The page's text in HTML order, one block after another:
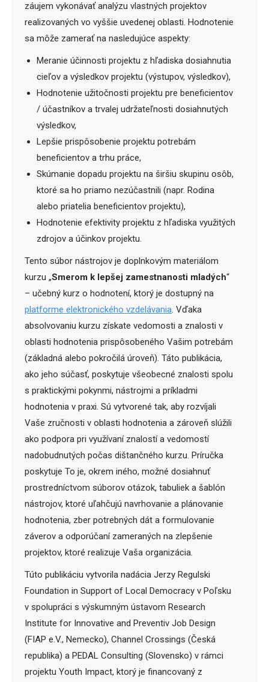
záujem vykonávať analýzu vlastných projektov
realizovaných vo vyššie uvedenej oblasti. Hodnotenie
sa môže zamerať na nasledujúce aspekty:
Meranie účinnosti projektu z hľadiska dosiahnutia
cieľov a výsledkov projektu (výstupov, výsledkov),
Hodnotenie užitočnosti projektu pre beneficientov
/ účastníkov a trvalej udržateľnosti dosiahnutých
výsledkov,
Lepšie prispôsobenie projektu potrebám
beneficientov a trhu práce,
Skúmanie dopadu projektu na širšiu skupinu osôb,
ktoré sa ho priamo nezúčastnili (napr. Rodina
alebo priatelia beneficientov projektu),
Hodnotenie efektivity projektu z hľadiska využitých
zdrojov a účinkov projektu.
Tento súbor nástrojov je doplnkovým materiálom
kurzu „Smerom k lepšej zamestnanosti mladých“
– učebný kurz o hodnotení, ktorý je dostupný na
platforme elektronického vzdelávania. Vďaka
absolvovaniu kurzu získate vedomosti a znalosti v
oblasti hodnotenia prispôsobeného Vašim potrebám
(základná alebo pokročilá úroveň). Táto publikácia,
ako jeho súčasť, poskytuje všeobecné znalosti spolu
s praktickými pokynmi, nástrojmi a príkladmi
hodnotenia v praxi. Sú vytvorené tak, aby rozvíjali
Vaše zručnosti v oblasti hodnotenia a zároveň slúžili
ako podpora pri využívaní znalostí a vedomostí
nadobudnutých počas dištančného kurzu. Príručka
poskytuje To je, okrem iného, možné dosiahnuť
prostredníctvom súborov otázok, tabuliek a šablón
nástrojov, ktoré uľahčujú navrhovanie a plánovanie
hodnotenia, zber potrebných dát a formulovanie
záverov a odporúčaní zameraných na zlepšenie
projektov, ktoré realizuje Vaša organizácia.
Túto publikáciu vytvorila nadácia Jerzy Regulski
Foundation in Support of Local Democracy v Poľsku
v spolupráci s výskumným ústavom Research
Institute for Innovative and Preventiv Job Design
(FIAP e.V., Nemecko), Channel Crossings (Česká
republika) a PEDAL Consulting (Slovensko) v rámci
projektu Youth Impact, ktorý je financovaný z